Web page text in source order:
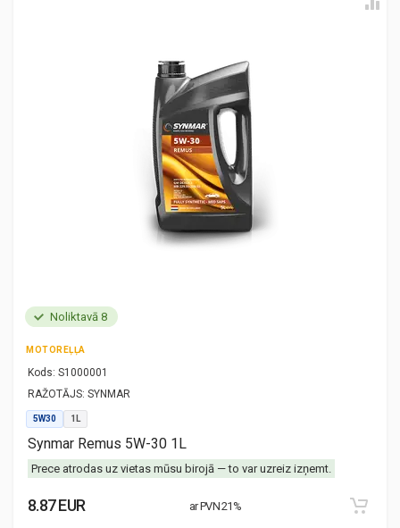
Noliktavā 8
MOTOREĻĻA
Kods: S1000001
RAŽOTĀJS: SYNMAR
5W30 1L
Synmar Remus 5W-30 1L
Prece atrodas uz vietas mūsu birojā — to var uzreiz izņemt.
8.87 EUR ar PVN 21%